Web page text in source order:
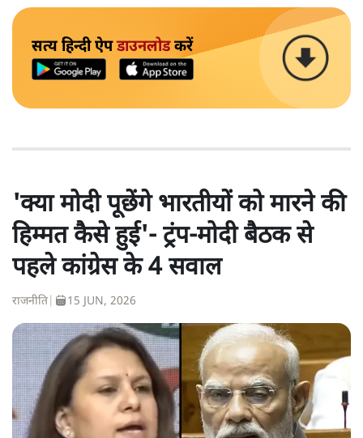
सत्य हिन्दी ऐपडाउनलोडकरें
'क्या मोदी पूछेंगे भारतीयों को मारने की
हिम्मत कैसे हुई'- ट्रंप-मोदी बैठक से
पहले कांग्रेस के 4 सवाल
राजनीति 15 JUN, 2026